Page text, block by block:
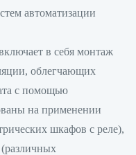
автоматизации
в себя монтаж
облегчающих
с помощью
на применении
шкафов с реле),